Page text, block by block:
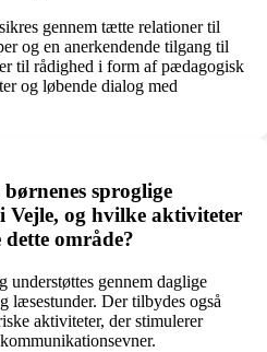
gennem tætte relationer til
og en anerkendende tilgang til
til rådighed i form af pædagogisk
og løbende dialog med
sproglige
og hvilke aktiviteter
område?
gennem daglige
læsestunder. Der tilbydes også
aktiviteter, der stimulerer